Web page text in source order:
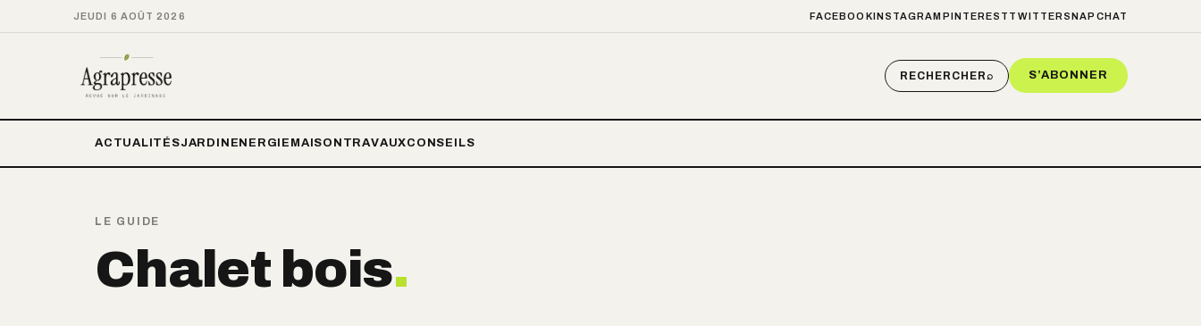
JEUDI 6 AOÛT 2026 FACEBOOKINSTAGRAM PINTEREST TWITTER SNAPCHAT
RECHERCHER⌕ S’ABONNER
ACTUALITÉSJARDIN ENERGIE MAISON TRAVAUXCONSEILS
LE GUIDE
Chalet bois.